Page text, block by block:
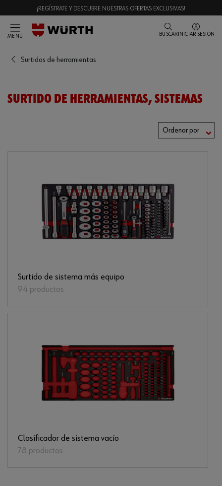
¡REGÍSTRATE Y DESCUBRE NUESTRAS OFERTAS EXCLUSIVAS!
MENÚ BUSCAR INICIAR SESIÓN
Surtidos de herramientas
SURTIDO DE HERRAMIENTAS, SISTEMAS
Surtido de sistema más equipo
94 productos
Clasificador de sistema vacío
78 productos